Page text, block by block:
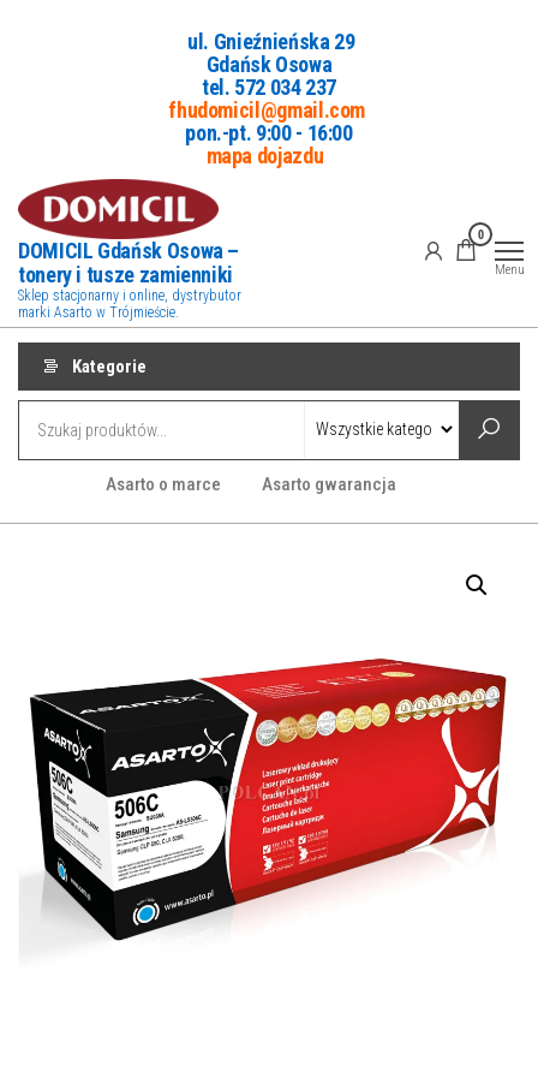
ul. Gnieźnieńska 29
Gdańsk Osowa
tel. 572 034 237
fhudomicil@gmail.com
pon.-pt. 9:00 - 16:00
mapa dojazdu
DOMICIL Gdańsk Osowa –
tonery i tusze zamienniki
Sklep stacjonarny i online, dystrybutor
marki Asarto w Trójmieście.
0
Menu
Kategorie
Asarto o marce Asarto gwarancja